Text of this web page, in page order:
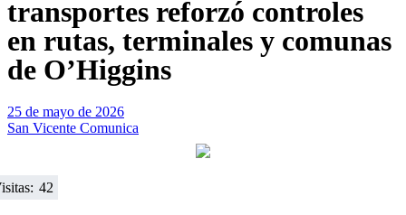
transportes reforzó controles
en rutas, terminales y comunas
de O’Higgins
25 de mayo de 2026
San Vicente Comunica
42